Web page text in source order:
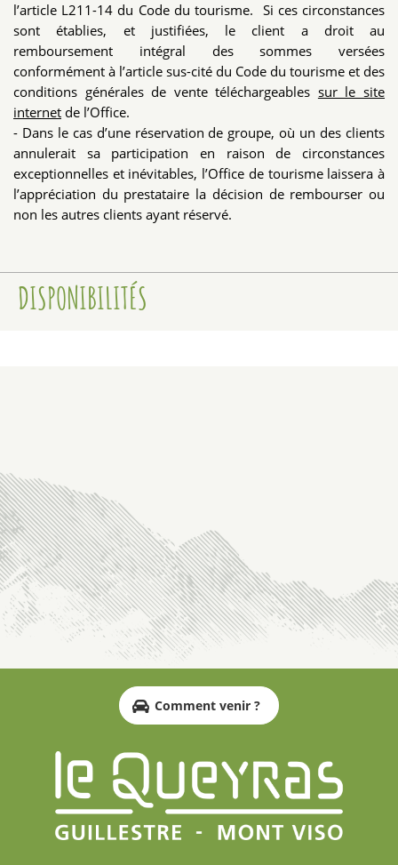
l’article L211-14 du Code du tourisme. Si ces circonstances
sont établies, et justifiées, le client a droit au
remboursement intégral des sommes versées
conformément à l’article sus-cité du Code du tourisme et des
conditions générales de vente téléchargeables sur le site
internetde l’Office.
- Dans le cas d’une réservation de groupe, où un des clients
annulerait sa participation en raison de circonstances
exceptionnelles et inévitables, l’Office de tourisme laissera à
l’appréciation du prestataire la décision de rembourser ou
non les autres clients ayant réservé.
DISPONIBILITÉS
Comment venir ?